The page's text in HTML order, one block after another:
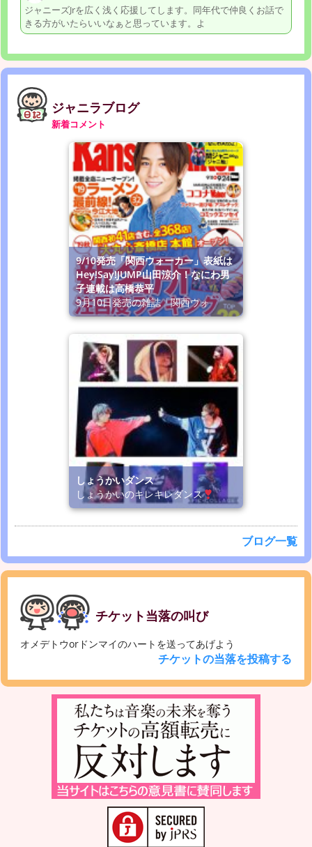
ジャニーズJrを広く浅く応援してします。同年代で仲良くお話で
きる方がいたらいいなぁと思っています。よ
ジャニラブログ
新着コメント
9/10発売「関西ウォーカー」表紙は
Hey!Say!JUMP山田涼介！なにわ男
子連載は高橋恭平
9月10日発売の雑誌「関西ウォ
しょうかいダンス
しょうかいのキレキレダンス
ブログ一覧
チケット当落の叫び
オメデトウorドンマイのハートを送ってあげよう
チケットの当落を投稿する